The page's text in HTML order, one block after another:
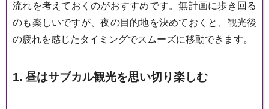
流れを考えておくのがおすすめです。無計画に歩き回る
のも楽しいですが、夜の目的地を決めておくと、観光後
の疲れを感じたタイミングでスムーズに移動できます。
1. 昼はサブカル観光を思い切り楽しむ